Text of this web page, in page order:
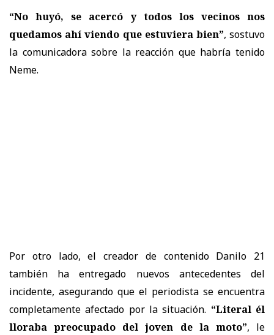
“No huyó, se acercó y todos los vecinos nos
quedamos ahí viendo que estuviera bien”, sostuvo
la comunicadora sobre la reacción que habría tenido
Neme.
Por otro lado, el creador de contenido Danilo 21
también ha entregado nuevos antecedentes del
incidente, asegurando que el periodista se encuentra
completamente afectado por la situación. “Literal él
lloraba preocupado del joven de la moto”, le